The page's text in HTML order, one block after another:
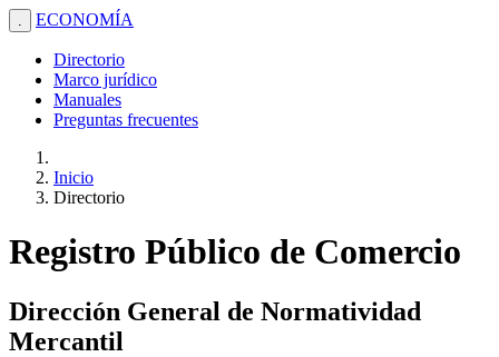
. ECONOMÍA
Directorio
Marco jurídico
Manuales
Preguntas frecuentes
Inicio
Directorio
Registro Público de Comercio
Dirección General de Normatividad
Mercantil